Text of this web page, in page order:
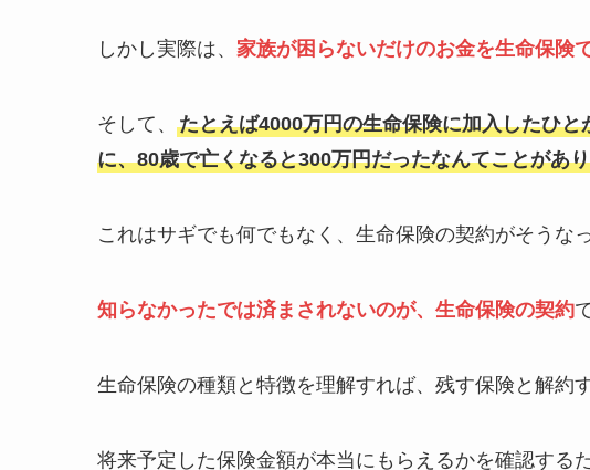
しかし実際は、 家族が困らないだけのお金を生命保険
そして、 たとえば4000万円の生命保険に加入したひ
に、80歳で亡くなると300万円だったなんてことがあ
これはサギでも何でもなく、生命保険の契約がそうな
知らなかったでは済まされないのが、生命保険の契約
生命保険の種類と特徴を理解すれば、残す保険と解約
将来予定した保険金額が本当にもらえるかを確認する